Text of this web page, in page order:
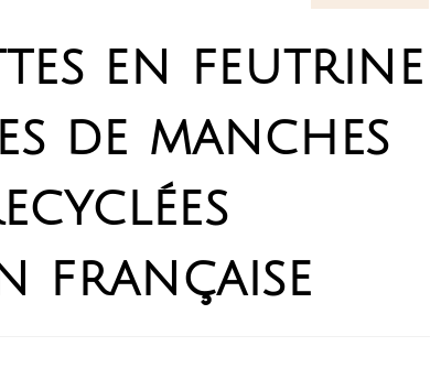
en feutrine
de manches
française